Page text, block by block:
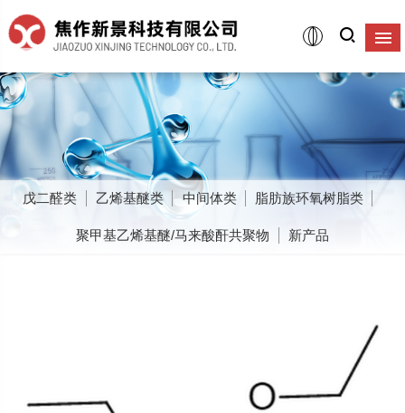
戊二醛类 乙烯基醚类 中间体类 脂肪族环氧树脂类
聚甲基乙烯基醚/马来酸酐共聚物 新产品